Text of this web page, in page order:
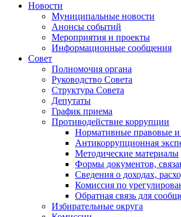
Новости
Муниципальные новости
Анонсы событий
Мероприятия и проекты
Информационные сообщения
Совет
Полномочия органа
Руководство Совета
Структура Совета
Депутаты
График приема
Противодействие коррупции
Нормативные правовые и
Антикоррупционная
Методические материалы
Формы документов,
Сведения о доходах,
Комиссия по
Обратная связь для
Избирательные округа